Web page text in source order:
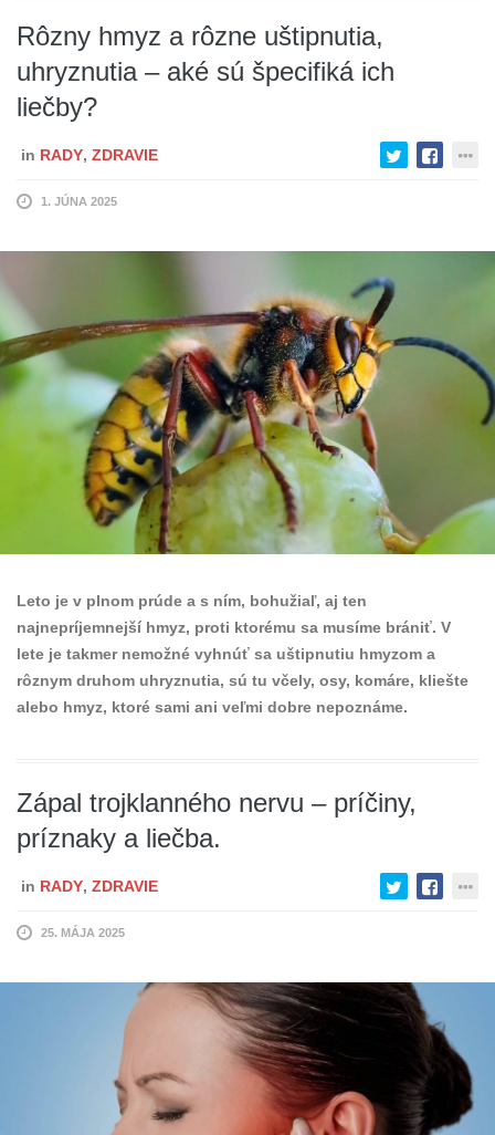
Rôzny hmyz a rôzne uštipnutia,
uhryznutia – aké sú špecifiká ich
liečby?
in RADY, ZDRAVIE
1. JÚNA 2025
Leto je v plnom prúde a s ním, bohužiaľ, aj ten
najnepríjemnejší hmyz, proti ktorému sa musíme brániť. V
lete je takmer nemožné vyhnúť sa uštipnutiu hmyzom a
rôznym druhom uhryznutia, sú tu včely, osy, komáre, kliešte
alebo hmyz, ktoré sami ani veľmi dobre nepoznáme.
Zápal trojklanného nervu – príčiny,
príznaky a liečba.
in RADY, ZDRAVIE
25. MÁJA 2025